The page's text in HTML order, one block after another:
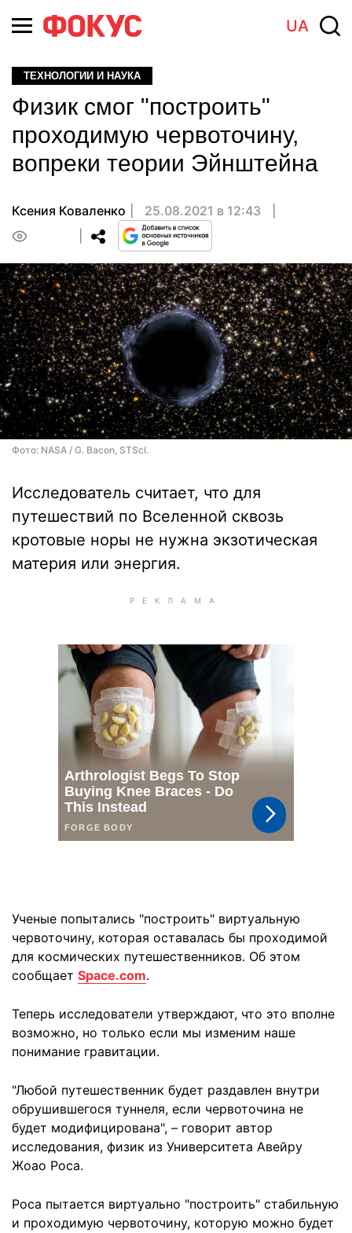
UA
ТЕХНОЛОГИИ И НАУКА
Физик смог "построить"
проходимую червоточину,
вопреки теории Эйнштейна
Ксения Коваленко
25.08.2021 в 12:43
Фото: NASA / G. Bacon, STScI.
Исследователь считает, что для
путешествий по Вселенной сквозь
кротовые норы не нужна экзотическая
материя или энергия.
Ученые попытались "построить" виртуальную
червоточину, которая оставалась бы проходимой
для космических путешественников. Об этом
сообщает Space.com.
Теперь исследователи утверждают, что это вполне
возможно, но только если мы изменим наше
понимание гравитации.
"Любой путешественник будет раздавлен внутри
обрушившегося туннеля, если червоточина не
будет модифицирована", – говорит автор
исследования, физик из Университета Авейру
Жоао Роса.
Роса пытается виртуально "построить" стабильную
и проходимую червоточину, которую можно будет